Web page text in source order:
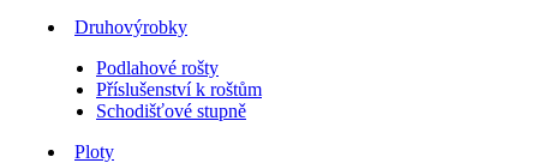
Druhovýrobky
Podlahové rošty
Příslušenství k roštům
Schodišťové stupně
Ploty